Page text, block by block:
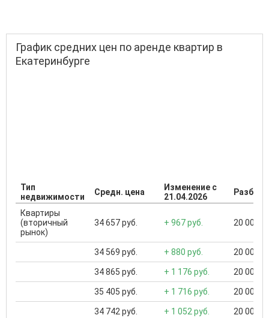
График средних цен по аренде квартир в
Екатеринбурге
Тип
недвижимости
Средн. цена
Изменение с
21.04.2026
Квартиры
(вторичный
рынок)
34 657 руб. + 967 руб. 20 000
34 569 руб. + 880 руб. 20 000
34 865 руб. + 1 176 руб. 20 000
35 405 руб. + 1 716 руб. 20 000
34 742 руб. + 1 052 руб. 20 000